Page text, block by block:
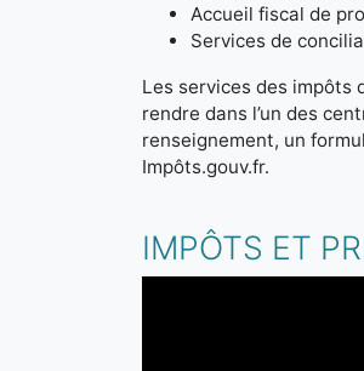
Accueil fiscal de
Services de
Les services des impôts
rendre dans l’un des
renseignement, un
Impôts.gouv.fr.
IMPÔTS ET